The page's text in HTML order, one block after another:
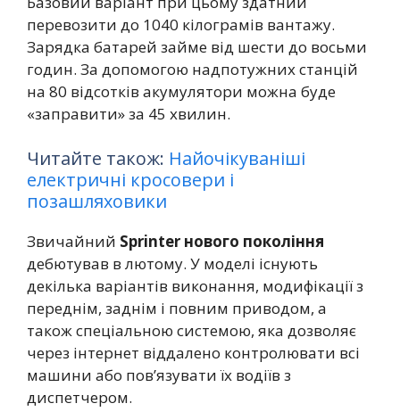
перевозити до 1040 кілограмів вантажу.
Зарядка батарей займе від шести до восьми
годин. За допомогою надпотужних станцій
на 80 відсотків акумулятори можна буде
«заправити» за 45 хвилин.
Читайте також: Найочікуваніші
електричні кросовери і
позашляховики
Звичайний Sprinter нового покоління
дебютував в лютому. У моделі існують
декілька варіантів виконання, модифікації з
переднім, заднім і повним приводом, а
також спеціальною системою, яка дозволяє
через інтернет віддалено контролювати всі
машини або пов’язувати їх водіїв з
диспетчером.